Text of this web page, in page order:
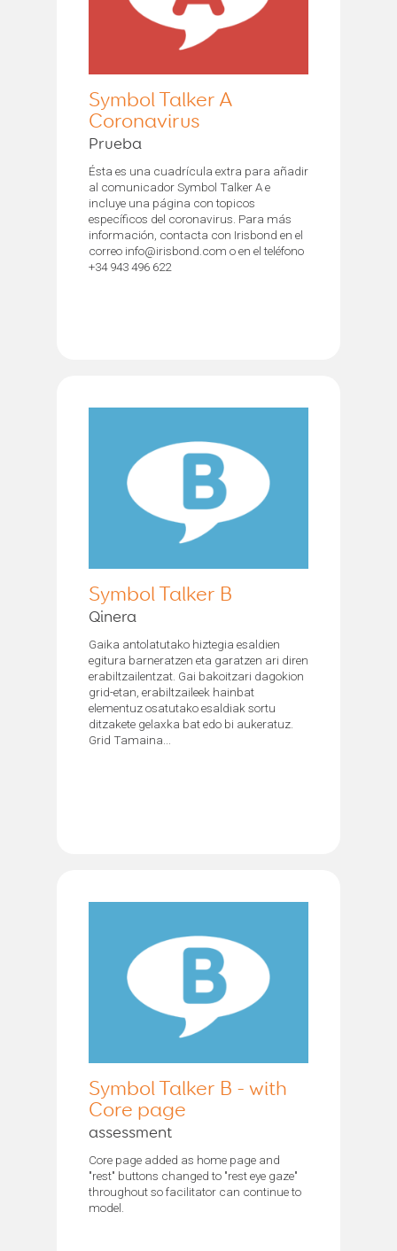
Symbol Talker A
Coronavirus
Prueba
Ésta es una cuadrícula extra para añadir
al comunicador Symbol Talker A e
incluye una página con topicos
específicos del coronavirus. Para más
información, contacta con Irisbond en el
correo info@irisbond.com o en el teléfono
+34 943 496 622
Symbol Talker B
Qinera
Gaika antolatutako hiztegia esaldien
egitura barneratzen eta garatzen ari diren
erabiltzailentzat. Gai bakoitzari dagokion
grid-etan, erabiltzaileek hainbat
elementuz osatutako esaldiak sortu
ditzakete gelaxka bat edo bi aukeratuz.
Grid Tamaina...
Symbol Talker B - with
Core page
assessment
Core page added as home page and
"rest" buttons changed to "rest eye gaze"
throughout so facilitator can continue to
model.